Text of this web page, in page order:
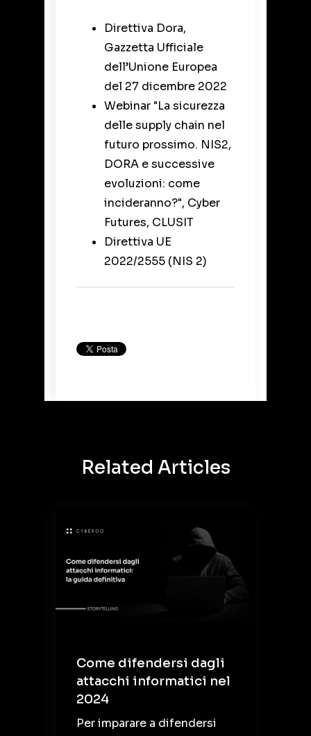
Direttiva Dora,
Gazzetta Ufficiale
dell’Unione Europea
del 27 dicembre 2022
Webinar "La sicurezza
delle supply chain nel
futuro prossimo. NIS2,
DORA e successive
evoluzioni: come
incideranno?", Cyber
Futures, CLUSIT
Direttiva UE
2022/2555 (NIS 2)
Related Articles
Come difendersi dagli
attacchi informatici nel
2024
Per imparare a difendersi